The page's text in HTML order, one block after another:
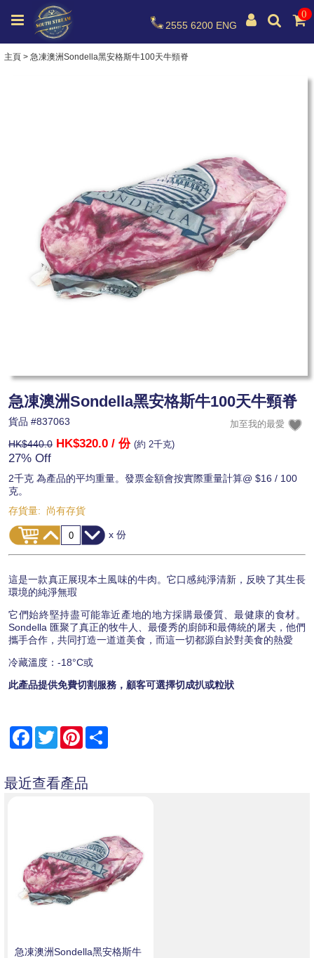
0
2555 6200 ENG
主頁 > 急凍澳洲Sondella黑安格斯牛100天牛頸脊
急凍澳洲Sondella黑安格斯牛100天牛頸脊
貨品 #837063
HK$440.0 HK$320.0 / 份 (約 2千克)
27% Off
2千克 為產品的平均重量。發票金額會按實際重量計算@ $16 / 100
克。
存貨量:
尚有存貨
x 份
這是一款真正展現本土風味的牛肉。它口感純淨清新，反映了其生長
環境的純淨無瑕
它們始終堅持盡可能靠近產地的地方採購最優質、最健康的食材。
Sondella 匯聚了真正的牧牛人、最優秀的廚師和最傳統的屠夫，他們
攜手合作，共同打造一道道美食，而這一切都源自於對美食的熱愛
冷藏溫度：-18°C或
此產品提供免費切割服務，顧客可選擇切成扒或粒狀
Facebook
TwitterPinterest
最近查看產品
急凍澳洲Sondella黑安格斯牛